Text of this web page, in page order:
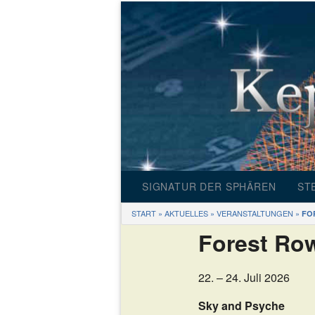
SIGNATUR DER SPHÄREN
INFORMATIONEN
PRODUKTE
BILDERGALERIE
START » AKTUELLES » VERANSTALTUNGEN »
Forest
22. – 24. Juli 2026
Sky and Psyche